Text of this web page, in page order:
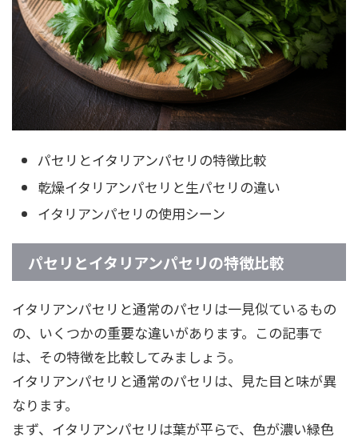
パセリとイタリアンパセリの特徴比較
乾燥イタリアンパセリと生パセリの違い
イタリアンパセリの使用シーン
パセリとイタリアンパセリの特徴比較
イタリアンパセリと通常のパセリは一見似ているもの
の、いくつかの重要な違いがあります。この記事で
は、その特徴を比較してみましょう。
イタリアンパセリと通常のパセリは、見た目と味が異
なります。
まず、イタリアンパセリは葉が平らで、色が濃い緑色